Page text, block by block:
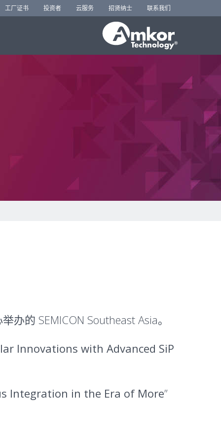
工厂证书 投资者 云服务 招贤纳士 联系我们
的 SEMICON Southeast Asia。
Innovations with Advanced SiP
Integration in the Era of More”